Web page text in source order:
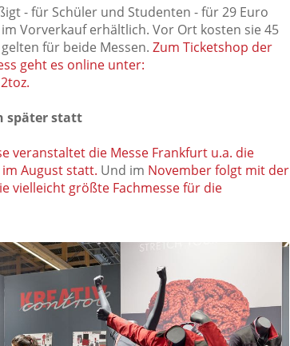
- für Schüler und Studenten - für 29 Euro
Vorverkauf erhältlich. Vor Ort kosten sie 45
für beide Messen. Zum Ticketshop der
geht es online unter:
später statt
veranstaltet die Messe Frankfurt u.a. die
August statt. Und im November folgt mit der
vielleicht größte Fachmesse für die